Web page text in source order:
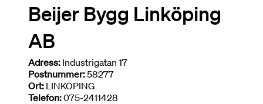
Beijer Bygg Linköping
AB
Adress: Industrigatan 17
Postnummer:58277
Ort: LINKÖPING
Telefon:075-2411428